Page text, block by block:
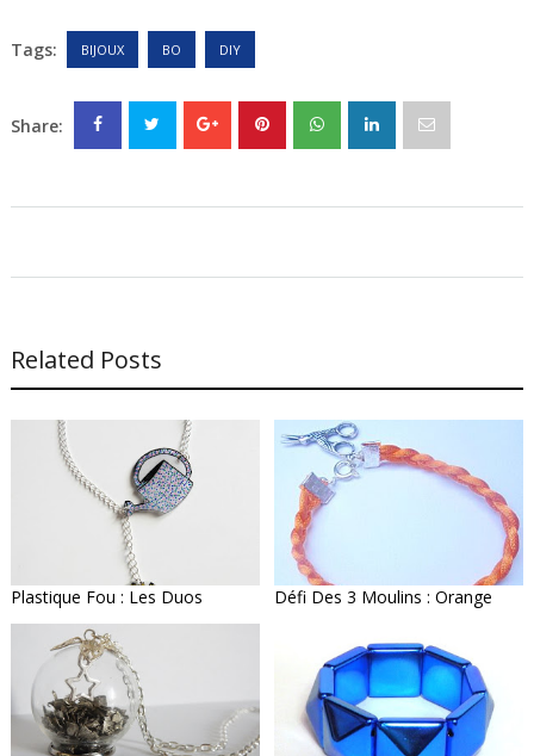
Tags: BIJOUX BO DIY
Share:
Related Posts
Plastique Fou : Les Duos Défi Des 3 Moulins : Orange